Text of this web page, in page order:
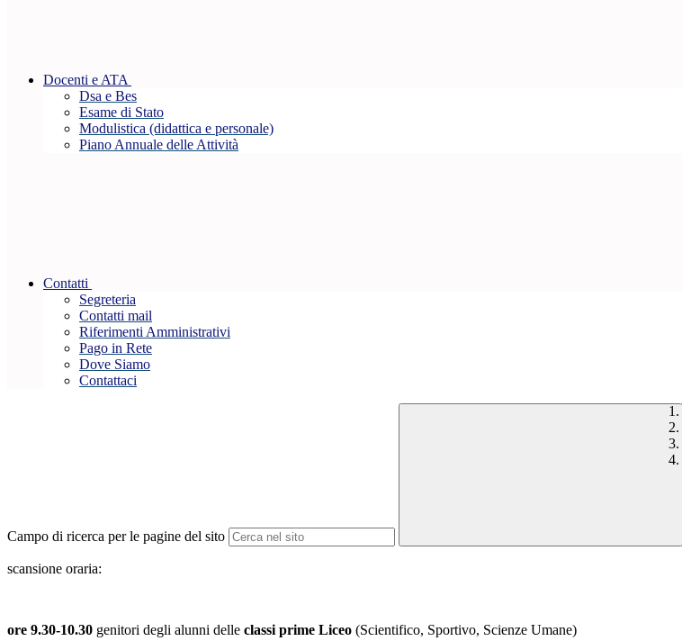
Docenti e ATA
Dsa e Bes
Esame di Stato
Modulistica (didattica e personale)
Piano Annuale delle Attività
Contatti
Segreteria
Contatti mail
Riferimenti Amministrativi
Pago in Rete
Dove Siamo
Contattaci
Campo di ricerca per le pagine del sito
scansione oraria:
ore 9.30-10.30 genitori degli alunni delle classi prime Liceo (Scientifico, Sportivo, Scienze Umane)